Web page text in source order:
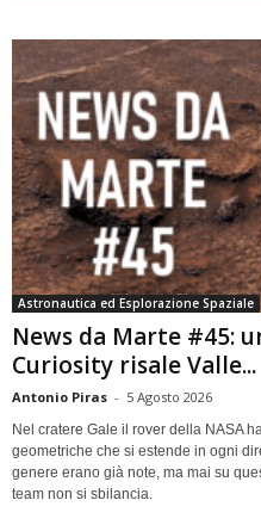
Astronautica ed Esplorazione Spaziale
News da Marte #45:
Curiosity risale Valle...
Antonio Piras - 5 Agosto 2026
Nel cratere Gale il rover della NASA
geometriche che si estende in ogni
genere erano già note, ma mai su
team non si sbilancia.